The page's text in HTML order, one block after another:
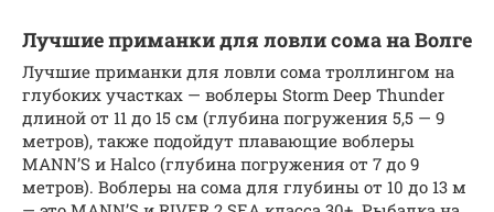
Лучшие приманки для ловли сома на Волге
Лучшие приманки для ловли сома троллингом на
глубоких участках — воблеры Storm Deep Thunder
длиной от 11 до 15 см (глубина погружения 5,5 — 9
метров), также подойдут плавающие воблеры
MANN’S и Halco (глубина погружения от 7 до 9
метров). Воблеры на сома для глубины от 10 до 13 м